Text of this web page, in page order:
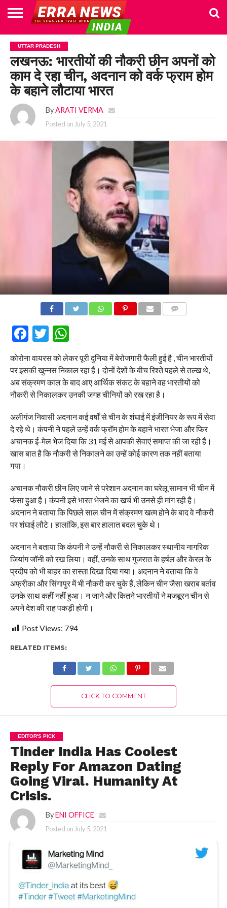
HOME
POLITICS
NEWS
BUSINESS
CULTURE
NATIONAL
SPORTS
LIFESTYLE
TRAVEL
OPINION
BREAKING
NEWS
ENTERTAINMENT
WORLD
CRIME
JOIN
US
UTTAR PRADESH
लखनऊ: भारतीयों की नौकरी छीन अपनों को
काम दे रहा चीन, अदनान को वर्क फ्राम होम
के बहाने लौटाया भारत
By ARATI VERMA
Posted on July 5, 2021
Facebook
Twitter
WhatsApp
कोरोना वायरस को लेकर पूरी दुनिया में बेरोजगारी फैली हुई है , चीन भारतीयों
पर इसकी खुन्नस निकाल रहा है। दोनों देशों के बीच रिश्ते पहले से तल्ख थे,
अब संक्रमण काल के बाद आए आर्थिक संकट के बहाने वह भारतीयों को
नौकरी से निकालकर उनकी जगह चीनियों को रख रहा है।
अलीगंज निवासी अदनान कई वर्षों से चीन के शंघाई में इंजीनियर के रूप में सेवा
दे रहे थे। कंपनी ने पहले उन्हें वर्क फ्रॉम होम के बहाने भारत भेजा और फिर
अचानक ई-मेल भेज दिया कि 31 मई से आपकी सेवाएं समाप्त की जा रही हैं।
खास बात है कि नौकरी से निकालने का उन्हें कोई कारण तक नहीं बताया
गया।
अचानक नौकरी छीन लिए जाने से परेशान अदनान का घरेलू सामान भी चीन में
फंसा हुआ है। कंपनी इसे भारत भेजने का खर्च भी उनसे ही मांग रही है।
अदनान ने बताया कि पिछले साल चीन में संक्रमण खत्म होने के बाद वे नौकरी
पर शंघाई लौटे। हालांकि, इस बार हालात बदल चुके थे।
अदनान ने बताया कि कंपनी ने उन्हें नौकरी से निकालकर स्थानीय नागरिक
जियांग जॉनी को रख लिया। वहीं, उनके साथ गुजरात के हर्षल और केरल के
प्रदीप को भी बाहर का रास्ता दिखा दिया गया। अदनान ने बताया कि वे
अफ्रीका और सिंगापुर में भी नौकरी कर चुके हैं, लेकिन चीन जैसा खराब बर्ताव
उनके साथ कहीं नहीं हुआ। न जाने और कितने भारतीयों ने मजबूरन चीन से
अपने देश की राह पकड़ी होगी।
Post Views: 794
RELATED ITEMS:
CLICK TO COMMENT
EDITOR'S PICK
Tinder India Has Coolest
Reply For Amazon Dating
Going Viral. Humanity At
Crisis.
By ENI OFFICE
Posted on July 5, 2021